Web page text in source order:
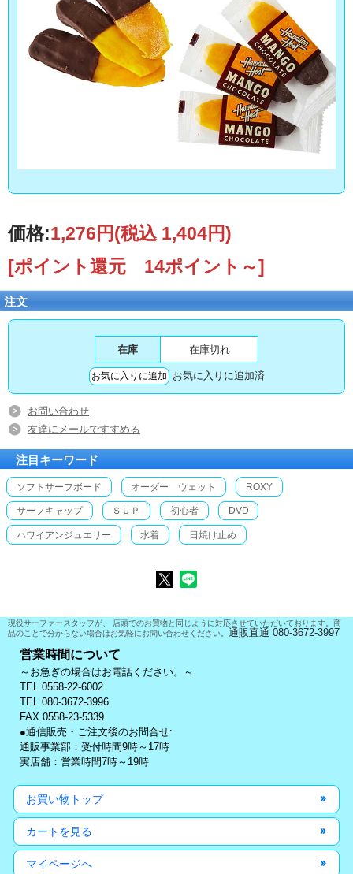
価格:1,276円(税込 1,404円)
[ポイント還元 14ポイント～]
注文
在庫 在庫切れ
お気に入りに追加済
お問い合わせ
友達にメールですすめる
注目キーワード
ソフトサーフボード オーダー ウェット ROXY
サーフキャップ ＳＵＰ 初心者 DVD
ハワイアンジュエリー 水着 日焼け止め
現役サーファースタッフが、 店頭でのお買物と同じように対応させていただいております。商
品のことで分からない場合はお気軽にお問い合わせください。 通販直通 080-3672-3997
営業時間について
～お急ぎの場合はお電話ください。～
TEL 0558-22-6002
TEL 080-3672-3996
FAX 0558-23-5339
●通信販売・ご注文後のお問合せ:
通販事業部：受付時間9時～17時
実店舗：営業時間7時～19時
お買い物トップ
カートを見る
マイページへ